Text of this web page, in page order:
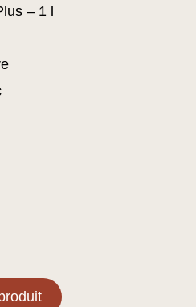
– 1 l